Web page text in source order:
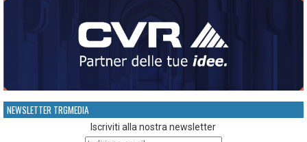
NEWSLETTER TRGMEDIA
Iscriviti alla nostra newsletter